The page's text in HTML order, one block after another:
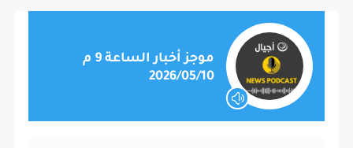
موجز أخبار الساعة 9 م
2026/05/10